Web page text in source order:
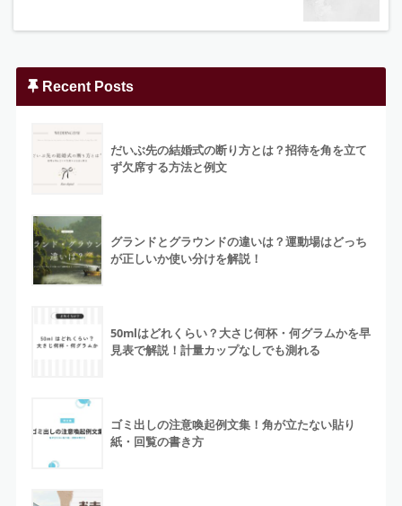
Recent Posts
だいぶ先の結婚式の断り方とは？招待を角を立て
ず欠席する方法と例文
グランドとグラウンドの違いは？運動場はどっち
が正しいか使い分けを解説！
50mlはどれくらい？大さじ何杯・何グラムかを早
見表で解説！計量カップなしでも測れる
ゴミ出しの注意喚起例文集！角が立たない貼り
紙・回覧の書き方